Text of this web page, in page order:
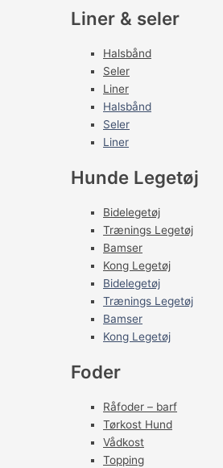
Liner & seler
Halsbånd
Seler
Liner
Halsbånd
Seler
Liner
Hunde Legetøj
Bidelegetøj
Trænings Legetøj
Bamser
Kong Legetøj
Bidelegetøj
Trænings Legetøj
Bamser
Kong Legetøj
Foder
Råfoder – barf
Tørkost Hund
Vådkost
Topping